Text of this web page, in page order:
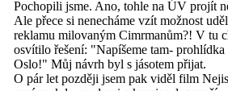
Pochopili jsme. Ano, tohle na ÚV projít
Ale přece si nenecháme vzít možnost
reklamu milovaným Cimrmanům?! V tu
osvítilo řešení: "Napíšeme tam- prohlídka
Oslo!" Můj návrh byl s jásotem přijat.
O pár let později jsem pak viděl film